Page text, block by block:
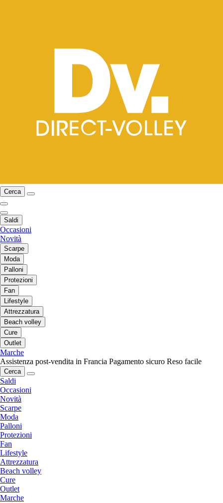
Cerca
Saldi
Occasioni
Novità
Scarpe
Moda
Palloni
Protezioni
Fan
Lifestyle
Attrezzatura
Beach volley
Cure
Outlet
Marche
Assistenza post-vendita in Francia Pagamento sicuro Reso facile
Cerca
Saldi
Occasioni
Novità
Scarpe
Moda
Palloni
Protezioni
Fan
Lifestyle
Attrezzatura
Beach volley
Cure
Outlet
Marche